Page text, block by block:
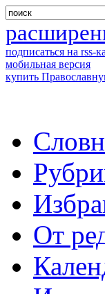
подписаться на rss-
мобильная версия
купить
От